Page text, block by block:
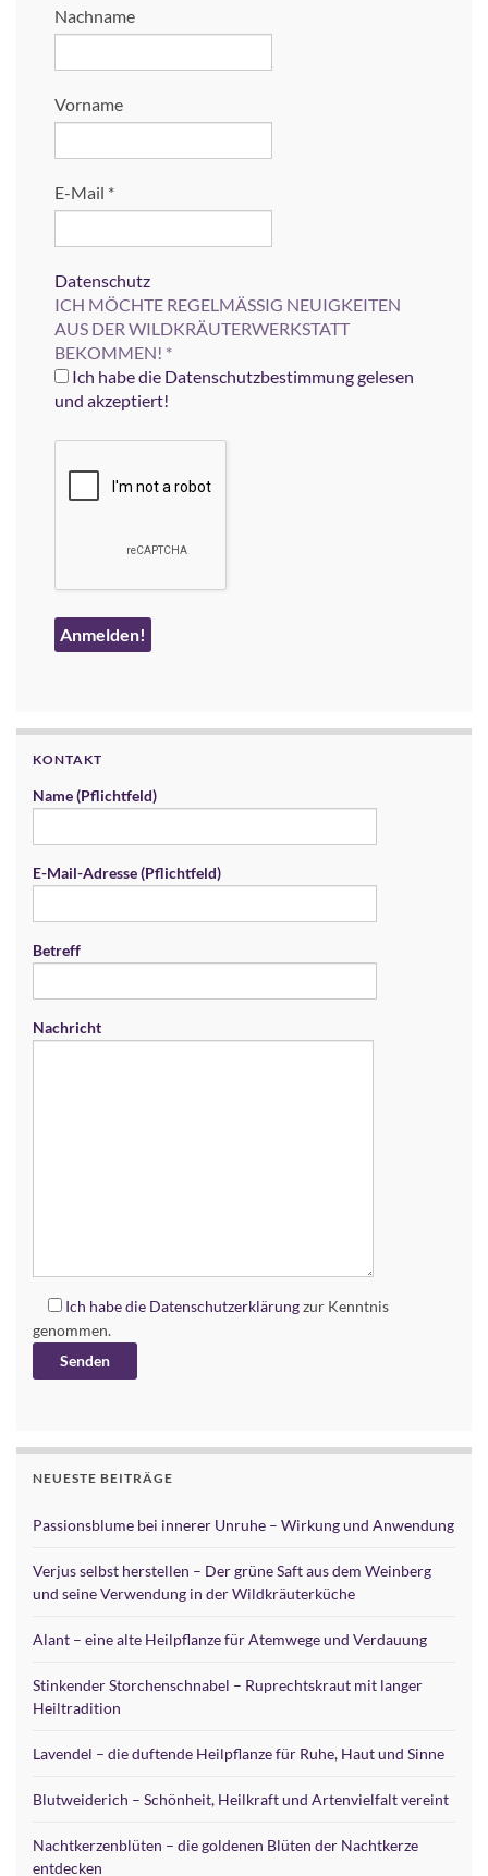
Nachname
Vorname
E-Mail *
Datenschutz
ICH MÖCHTE REGELMÄSSIG NEUIGKEITEN
AUS DER WILDKRÄUTERWERKSTATT
BEKOMMEN! *
Ich habe die Datenschutzbestimmung gelesen
und akzeptiert!
KONTAKT
Name (Pflichtfeld)
E-Mail-Adresse (Pflichtfeld)
Betreff
Nachricht
Ich habe die Datenschutzerklärungzur Kenntnis
genommen.
NEUESTE BEITRÄGE
Passionsblume bei innerer Unruhe – Wirkung und Anwendung
Verjus selbst herstellen – Der grüne Saft aus dem Weinberg
und seine Verwendung in der Wildkräuterküche
Alant – eine alte Heilpflanze für Atemwege und Verdauung
Stinkender Storchenschnabel – Ruprechtskraut mit langer
Heiltradition
Lavendel – die duftende Heilpflanze für Ruhe, Haut und Sinne
Blutweiderich – Schönheit, Heilkraft und Artenvielfalt vereint
Nachtkerzenblüten – die goldenen Blüten der Nachtkerze
entdecken